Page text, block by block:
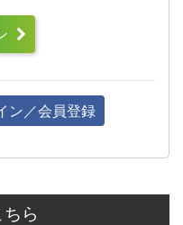
ン／会員登録
ら